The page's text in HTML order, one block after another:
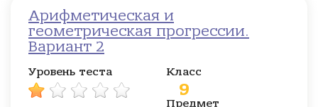
Арифметическая и
геометрическая прогрессии.
Вариант 2
Уровень теста Класс
9
Предмет